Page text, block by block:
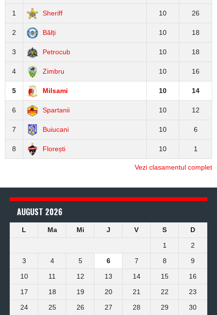
1 Sheriff 10 26
2 Bălți 10 18
3 Petrocub 10 18
4 Zimbru 10 16
5 Milsami 10 14
6 Spartanii 10 12
7 Buiucani 10 6
8 Florești 10 1
Vezi clasamentul complet
AUGUST 2026
L Ma Mi J V S D
1
2
3
4 5 6 7 8
9
10
11 12 13 14 15
16
17
18 19 20 21 22
23
24
25 26 27 28 29
30